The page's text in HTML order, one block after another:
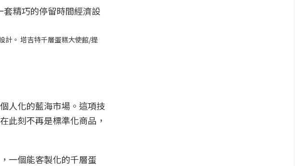
計。 塔吉特千層蛋糕大使館/提
人化的藍海市場。這項技
此刻不再是標準化商品，
一個能客製化的千層蛋